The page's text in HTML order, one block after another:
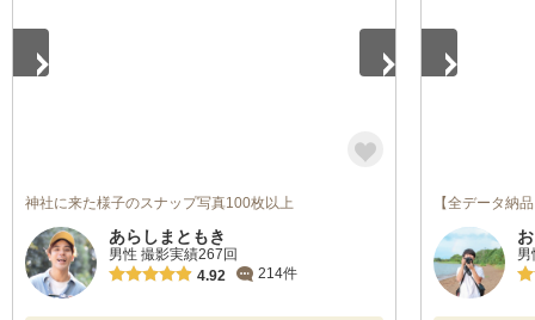
神社に来た様子のスナップ写真100枚以上
あらしまともき
男性 撮影実績267回
4.92
214件
【全データ納
男